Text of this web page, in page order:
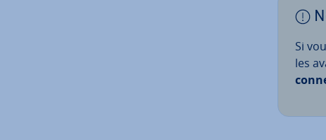
Si
les